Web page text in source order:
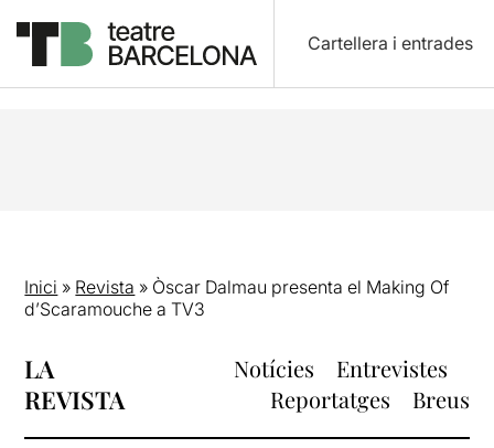
Cartellera i entrades
Inici » Revista » Òscar Dalmau presenta el Making Of
d’Scaramouche a TV3
LA
REVISTA
Notícies
Entrevistes
Reportatges
Breus